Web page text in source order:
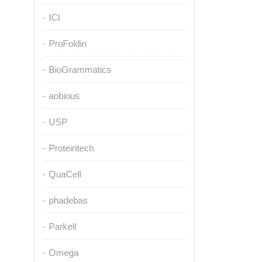
ICl
ProFoldin
BioGrammatics
aobious
USP
Proteintech
QuaCell
phadebas
Parkell
Omega